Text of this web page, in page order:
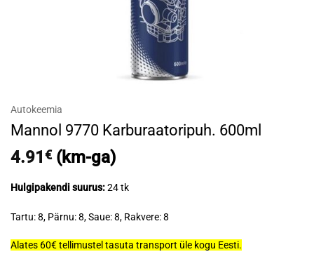
Autokeemia
Mannol 9770 Karburaatoripuh. 600ml
4.91 €(km-ga)
Hulgipakendi suurus:24 tk
Tartu: 8, Pärnu: 8, Saue: 8, Rakvere: 8
Alates 60€ tellimustel tasuta transport üle kogu Eesti.